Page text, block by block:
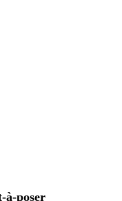
à-poser